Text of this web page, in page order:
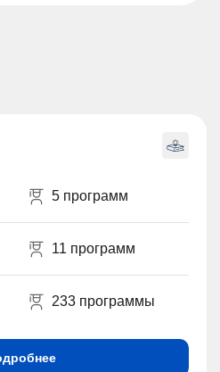
5 программ
11 программ
233 программы